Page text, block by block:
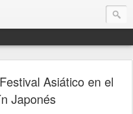
Asiático en el
Japonés